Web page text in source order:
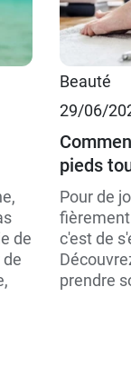
de
de
Beauté
29/06/
pieds
Pour de
fièrement
c'est de
prendre